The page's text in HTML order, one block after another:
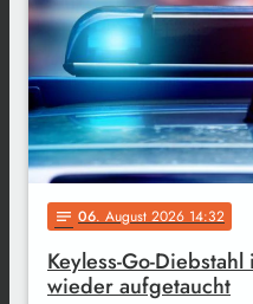
notes 06. August 2026 14:32
Keyless-Go-
wieder aufgetaucht